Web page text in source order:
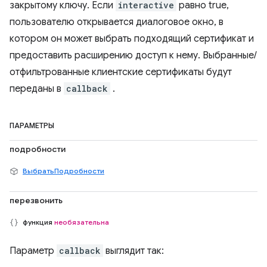
закрытому ключу. Если interactive равно true,
пользователю открывается диалоговое окно, в
котором он может выбрать подходящий сертификат и
предоставить расширению доступ к нему. Выбранные/
отфильтрованные клиентские сертификаты будут
переданы в callback .
ПАРАМЕТРЫ
подробности
ВыбратьПодробности
перезвонить
функция необязательна
Параметр callback выглядит так: